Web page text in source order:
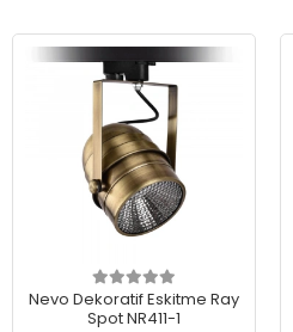
Nevo Dekoratif Eskitme Ray
Spot NR411-1